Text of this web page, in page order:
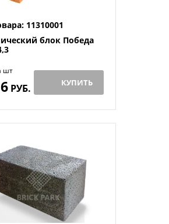
11310001
блок Победа
шт
РУБ. КУПИТЬ